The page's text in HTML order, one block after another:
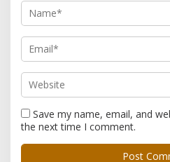
Save my name, email, and
the next time I comment.